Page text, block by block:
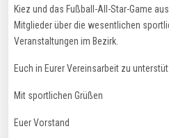
Kiez und das Fußball-All-Star-Game
Mitglieder über die wesentlichen
Veranstaltungen im Bezirk.
Euch in Eurer Vereinsarbeit zu
Mit sportlichen Grüßen
Euer Vorstand